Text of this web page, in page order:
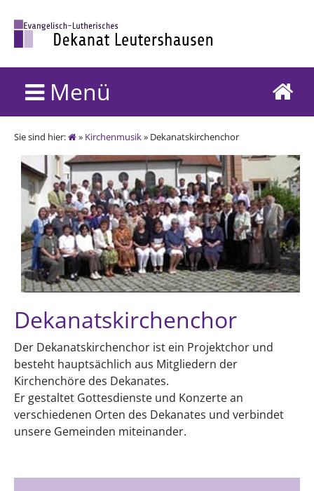
Menü
Sie sind hier: » Kirchenmusik» Dekanatskirchenchor
Dekanatskirchenchor
Der Dekanatskirchenchor ist ein Projektchor und
besteht hauptsächlich aus Mitgliedern der
Kirchenchöre des Dekanates.
Er gestaltet Gottesdienste und Konzerte an
verschiedenen Orten des Dekanates und verbindet
unsere Gemeinden miteinander.